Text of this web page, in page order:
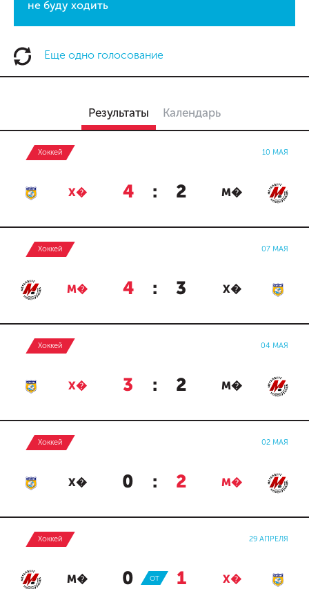
не буду ходить
Еще одно голосование
Результаты Календарь
Хоккей 10 МАЯ
Х� 4 : 2 М�
Хоккей 07 МАЯ
М� 4 : 3 Х�
Хоккей 04 МАЯ
Х� 3 : 2 М�
Хоккей 02 МАЯ
Х� 0 : 2 М�
Хоккей 29 АПРЕЛЯ
М� 0 : 1 Х�
ОТ